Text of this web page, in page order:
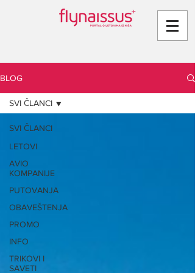
BLOG
SVI ČLANCI
LETOVI
AVIO
KOMPANIJE
PUTOVANJA
OBAVEŠTENJA
PROMO
INFO
TRIKOVI I
SAVETI
SVI ČLANCI